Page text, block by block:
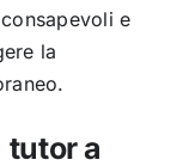
e
la
tutor a